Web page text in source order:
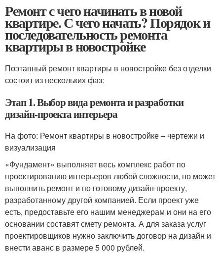
Ремонт с чего начинать в новой
квартире. С чего начать? Порядок и
последовательность ремонта
квартиры в новостройке
Поэтапный ремонт квартиры в новостройке без отделки
состоит из нескольких фаз:
Этап 1. Выбор вида ремонта и разработки
дизайн-проекта интерьера
На фото: Ремонт квартиры в новостройке – чертежи и
визуализация
«Фундамент» выполняет весь комплекс работ по
проектированию интерьеров любой сложности, но может
выполнить ремонт и по готовому дизайн-проекту,
разработанному другой компанией. Если проект уже
есть, предоставьте его нашим менеджерам и они на его
основании составят смету ремонта. А для заказа услуг
проектировщиков нужно заключить договор на дизайн и
внести аванс в размере 5 000 рублей.